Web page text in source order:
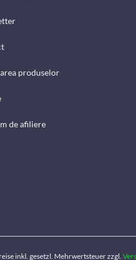
produselor
de afiliere
inkl. gesetzl. Mehrwertsteuer zzgl.